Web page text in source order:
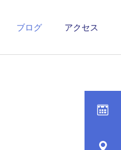
ブログ アクセス